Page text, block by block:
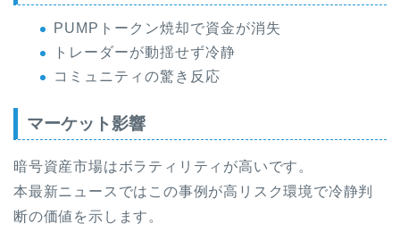
PUMPトークン焼却で資金が消失
トレーダーが動揺せず冷静
コミュニティの驚き反応
マーケット影響
暗号資産市場はボラティリティが高いです。
本最新ニュースではこの事例が高リスク環境で冷静判
断の価値を示します。